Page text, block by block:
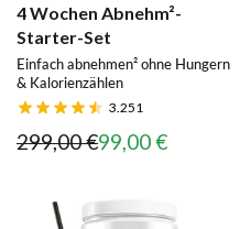
4 Wochen Abnehm²-
Starter-Set
Einfach abnehmen² ohne Hungern
& Kalorienzählen
3.251
299,00 €99,00 €